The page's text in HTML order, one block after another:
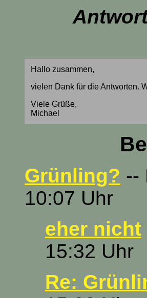
Hallo zusammen,
vielen Dank für die Antworten.
Viele Grüße,
Michael
Grünling? --
10:07 Uhr
eher nicht
15:32 Uhr
Re: